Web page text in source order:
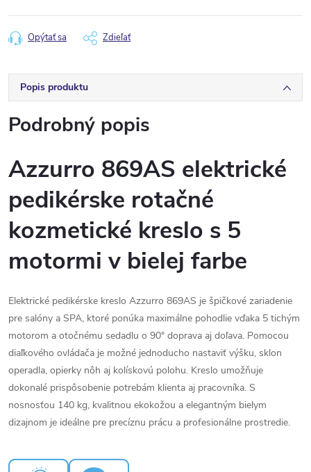
Opýtať sa Zdieľať
Popis produktu
Podrobný popis
Azzurro 869AS elektrické
pedikérske rotačné
kozmetické kreslo s 5
motormi v bielej farbe
Elektrické pedikérske kreslo Azzurro 869AS je špičkové zariadenie
pre salóny a SPA, ktoré ponúka maximálne pohodlie vďaka 5 tichým
motorom a otočnému sedadlu o 90° doprava aj doľava. Pomocou
diaľkového ovládača je možné jednoducho nastaviť výšku, sklon
operadla, opierky nôh aj kolískovú polohu. Kreslo umožňuje
dokonalé prispôsobenie potrebám klienta aj pracovníka. S
nosnosťou 140 kg, kvalitnou ekokožou a elegantným bielym
dizajnom je ideálne pre precíznu prácu a profesionálne prostredie.